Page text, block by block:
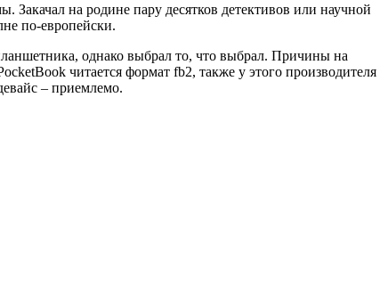
на родине пару десятков детективов или научной
по-европейски.
однако выбрал то, что выбрал. Причины на
читается формат fb2, также у этого производителя
– приемлемо.